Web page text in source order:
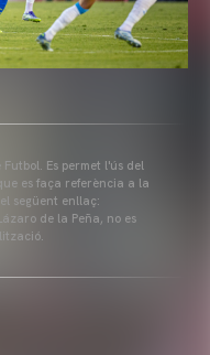
Es permet l'ús del
es faça referència a la
següent enllaç:
de la Peña, no es